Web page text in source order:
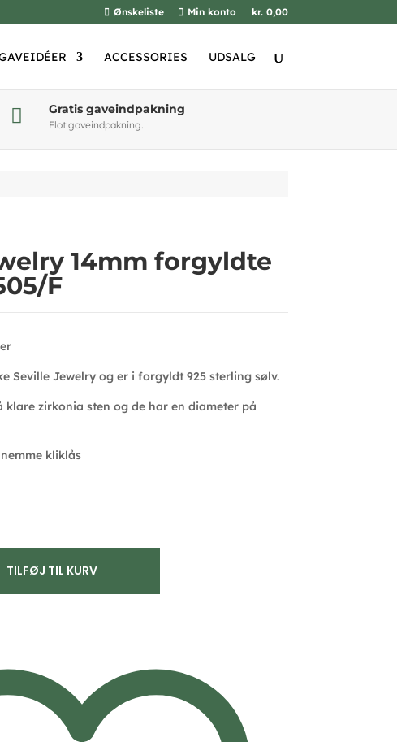
Ønskeliste Min konto kr. 0,00
ACCESSORIES UDSALG
 Gratis gaveindpakning
Flot gaveindpakning.
14mm forgyldte
F
Seville Jewelry og er i forgyldt 925 sterling sølv.
klare zirkonia sten og de har en diameter på
kliklås
TILFØJ TIL KURV